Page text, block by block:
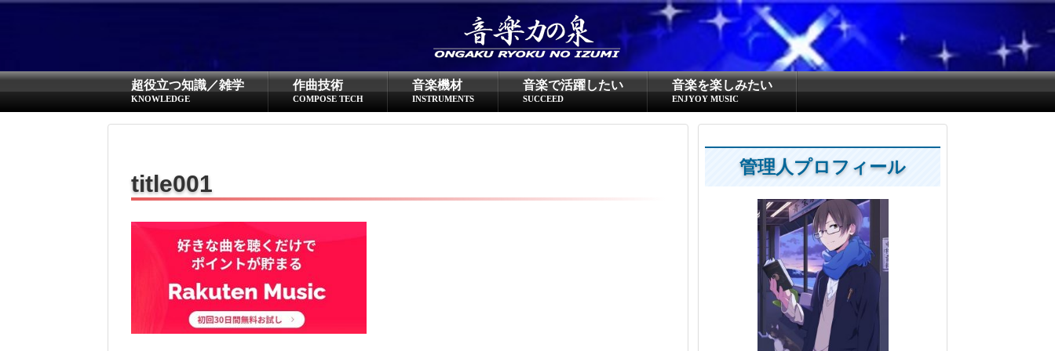
超役立つ知識／雑学
KNOWLEDGE
作曲技術
COMPOSE TECH
音楽機材
INSTRUMENTS
音楽で活躍したい
SUCCEED
音楽を楽しみたい
ENJYOY MUSIC
title001
管理人プロフィール
超役立つ知識／雑学
knowledge
クラシックを10倍楽しむ方法
音のしくみ